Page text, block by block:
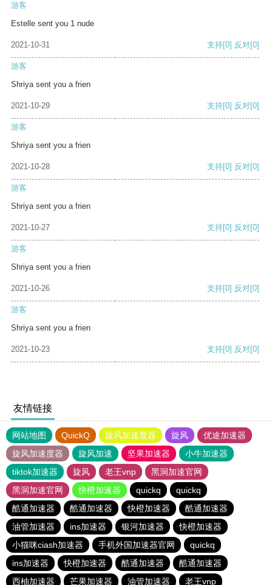
游客
Estelle sent you 1 nude
2021-10-31 支持[0] 反对[0]
游客
Shriya sent you a frien
2021-10-29 支持[0] 反对[0]
游客
Shriya sent you a frien
2021-10-28 支持[0] 反对[0]
游客
Shriya sent you a frien
2021-10-27 支持[0] 反对[0]
游客
Shriya sent you a frien
2021-10-26 支持[0] 反对[0]
游客
Shriya sent you a frien
2021-10-23 支持[0] 反对[0]
友情链接
网站地图 QuickQ 旋风加速度器 旋风
优途加速器
旋风加速度器
旋风加速 坚果加速器
小牛加速器
tiktok加速器
旋风 老王vnp
黑洞加速官网
黑洞加速官网
快橙加速器 quickq
quickq
酷通加速器
酷通加速器 快橙加速器
酷通加速器
油管加速器
ins加速器 银河加速器
快橙加速器
小猫咪ciash加速器
手机外国加速器官网
quickq
ins加速器
快橙加速器 酷通加速器
酷通加速器
西柚加速器
芒果加速器 油管加速器 老王vnp